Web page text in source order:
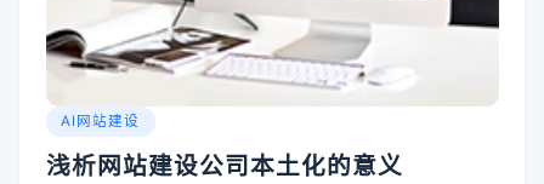
AI网站建设
浅析网站建设公司本土化的意义